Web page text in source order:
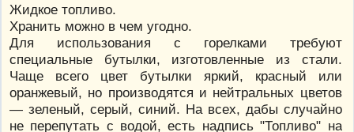
Жидкое топливо.
Хранить можно в чем угодно.
Для использования с горелками требуют
специальные бутылки, изготовленные из стали.
Чаще всего цвет бутылки яркий, красный или
оранжевый, но производятся и нейтральных цветов
— зеленый, серый, синий. На всех, дабы случайно
не перепутать с водой, есть надпись "Топливо" на